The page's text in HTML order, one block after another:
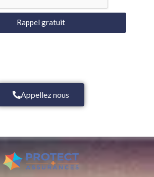
Rappel gratuit
Appellez nous